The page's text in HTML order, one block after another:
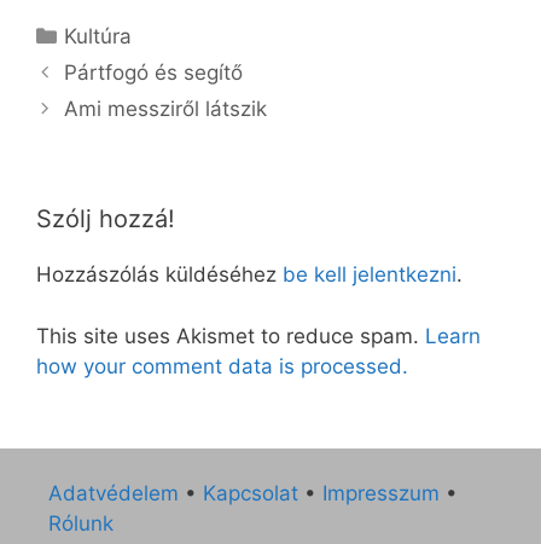
Kategória
Kultúra
Pártfogó és segítő
Ami messziről látszik
Szólj hozzá!
Hozzászólás küldéséhez be kell jelentkezni.
This site uses Akismet to reduce spam. Learn
how your comment data is processed.
Adatvédelem • Kapcsolat • Impresszum •
Rólunk